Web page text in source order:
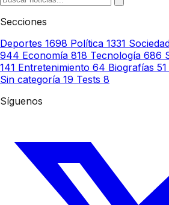
Secciones
Deportes 1698 Política 1331
944 Economía 818 Tecnología 686
141 Entretenimiento 64 Biografías 51
Sin categoría 19 Tests 8
Síguenos